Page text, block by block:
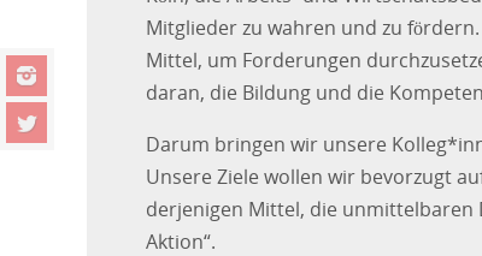
Mitglieder zu wahren und zu
Mittel, um Forderungen
daran, die Bildung und die
Darum bringen wir unsere
Unsere Ziele wollen wir bevorzugt
derjenigen Mittel, die unmittelbaren
Aktion“.